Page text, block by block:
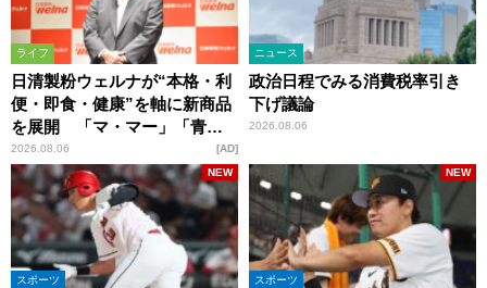
ライフ
日清製粉ウェルナが“本格・利
便・即食・健康”を軸に新商品
を展開 「マ・マー」「青の
洞窟」ブランドを強化
2026.08.06 AD
ニュース
政治日程でみる消費税率引き
下げ議論
2026.08.06
スポーツ
NEW
スポーツ
NEW